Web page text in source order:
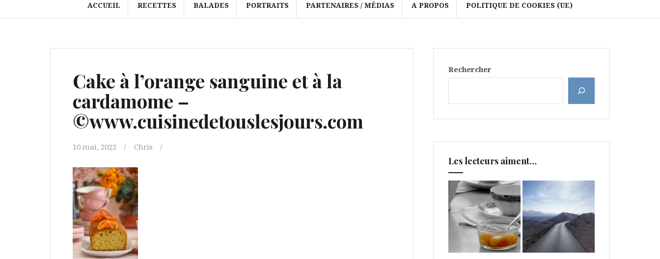
ACCUEIL RECETTES BALADES PORTRAITS PARTENAIRES / MÉDIAS A PROPOS POLITIQUE DE COOKIES (UE)
Cake à l’orange sanguine et à la
cardamome –
©www.cuisinedetouslesjours.com
10 mai, 2022 Chris
Rechercher
Les lecteurs aiment…